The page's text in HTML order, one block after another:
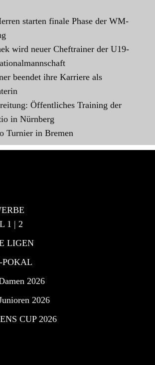
starten finale Phase der WM-
wird neuer Cheftrainer der U19-
beendet ihre Karriere als
Öffentliches Training der
in Nürnberg
Turnier in Bremen
1 | 2
LIGEN
POKAL
2026
2026
CUP 2026